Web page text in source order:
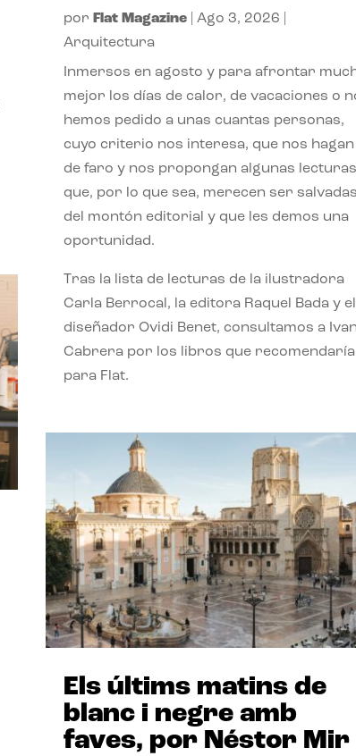
por Flat Magazine| Ago 3, 2026
Arquitectura
Inmersos en agosto y para afrontar
mejor los días de calor, de vacaciones o
hemos pedido a unas cuantas personas,
cuyo criterio nos interesa, que nos hagan
de faro y nos propongan algunas lecturas
que, por lo que sea, merecen ser
del montón editorial y que les demos una
oportunidad.
Tras la lista de lecturas de la ilustradora
Carla Berrocal, la editora Raquel Bada y el
diseñador Ovidi Benet, consultamos a
Cabrera por los libros que recomendaría
para Flat.
Els últims matins de
blanc i negre amb
faves, por Néstor Mir